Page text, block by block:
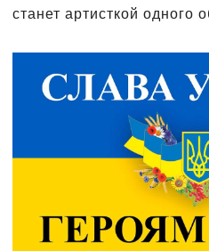
станет артисткой одного